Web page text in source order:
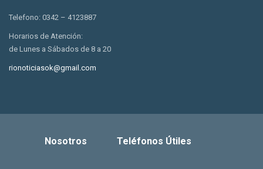
Telefono: 0342 – 4123887
Horarios de Atención:
de Lunes a Sábados de 8 a 20
rionoticiasok@gmail.com
Nosotros Teléfonos Útiles